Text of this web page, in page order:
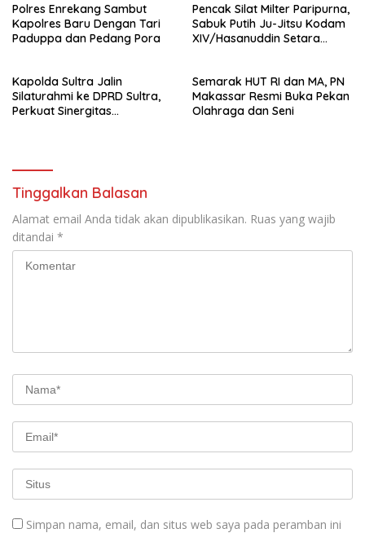
Polres Enrekang Sambut
Kapolres Baru Dengan Tari
Paduppa dan Pedang Pora
Pencak Silat Milter Paripurna,
Sabuk Putih Ju-Jitsu Kodam
XIV/Hasanuddin Setara
Kapolda Sultra Jalin
Silaturahmi ke DPRD Sultra,
Perkuat Sinergitas
Semarak HUT RI dan MA, PN
Makassar Resmi Buka Pekan
Olahraga dan Seni
Tinggalkan Balasan
Alamat email Anda tidak akan dipublikasikan. Ruas yang wajib
ditandai *
Simpan nama, email, dan situs web saya pada peramban ini